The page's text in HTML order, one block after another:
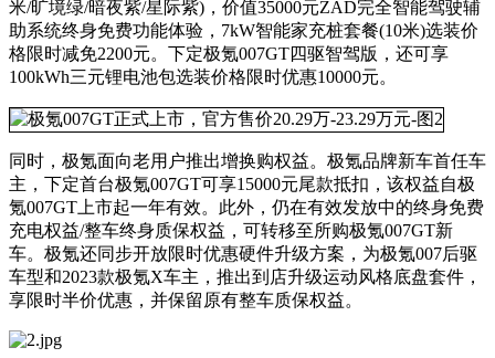
米/旷境绿/暗夜紫/星际紫)，价值35000元ZAD完全智能驾驶辅
助系统终身免费功能体验，7kW智能家充桩套餐(10米)选装价
格限时减免2200元。下定极氪007GT四驱智驾版，还可享
100kWh三元锂电池包选装价格限时优惠10000元。
同时，极氪面向老用户推出增换购权益。极氪品牌新车首任车
主，下定首台极氪007GT可享15000元尾款抵扣，该权益自极
氪007GT上市起一年有效。此外，仍在有效发放中的终身免费
充电权益/整车终身质保权益，可转移至所购极氪007GT新
车。极氪还同步开放限时优惠硬件升级方案，为极氪007后驱
车型和2023款极氪X车主，推出到店升级运动风格底盘套件，
享限时半价优惠，并保留原有整车质保权益。